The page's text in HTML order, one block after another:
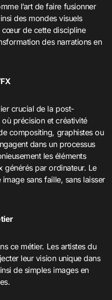
l’art de faire fusionner
des mondes visuels
cœur de cette discipline
des narrations en
crucial de la post-
précision et créativité
compositing, graphistes ou
dans un processus
les éléments
générés par ordinateur. Le
sans faille, sans laisser
ce métier. Les artistes du
leur vision unique dans
de simples images en